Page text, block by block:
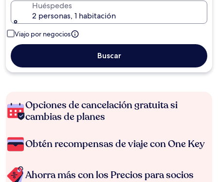
Huéspedes
2 personas, 1 habitación
Viajo por negocios
Buscar
Opciones de cancelación gratuita si
cambias de planes
Obtén recompensas de viaje con One Key
Ahorra más con los Precios para socios